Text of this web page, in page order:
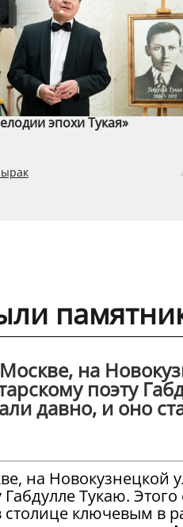
эпохи Тукая»
на
поэту
давно, и оно
на Новокузнецкой
Тукаю.
ключевым в